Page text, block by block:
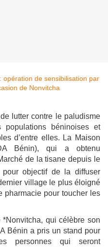
lutter contre le paludisme
béninoises et
d’entre elles. La Maison
Bénin), qui a obtenu
de la tisane depuis le
pour objectif de la diffuser
village le plus éloigné
pharmacie pour toucher les
*Nonvitcha, qui célèbre son
Bénin a pris un stand pour
personnes qui seront